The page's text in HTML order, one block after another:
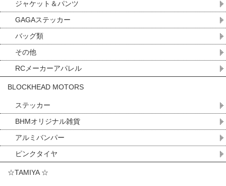
ジャケット＆パンツ
GAGAステッカー
バッグ類
その他
RCメーカーアパレル
BLOCKHEAD MOTORS
ステッカー
BHMオリジナル雑貨
アルミバンパー
ピンクタイヤ
☆TAMIYA ☆